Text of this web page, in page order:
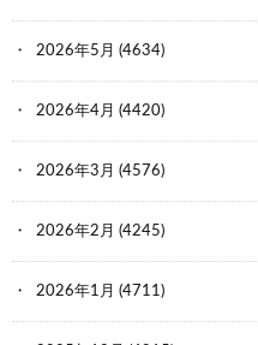
2026年5月 (4634)
2026年4月 (4420)
2026年3月 (4576)
2026年2月 (4245)
2026年1月 (4711)